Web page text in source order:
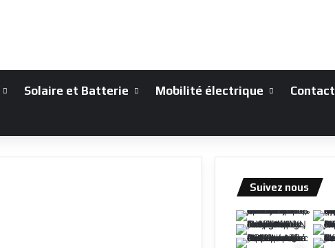
Solaire et Batterie Mobilité électrique Contact
Suivez nous